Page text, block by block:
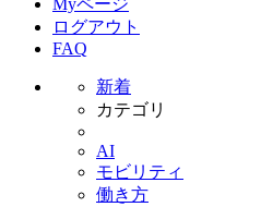
Myページ
ログアウト
FAQ
新着
カテゴリ
AI
モビリティ
働き方